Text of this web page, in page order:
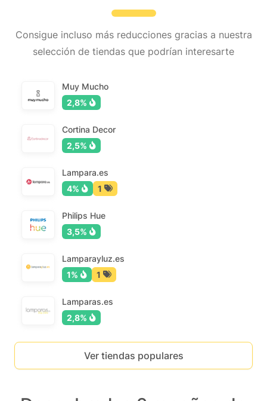
Consigue incluso más reducciones gracias a nuestra
selección de tiendas que podrían interesarte
Muy Mucho
2,8%
Cortina Decor
2,5%
Lampara.es
4%
1
Philips Hue
3,5%
Lamparayluz.es
1%
1
Lamparas.es
2,8%
Ver tiendas populares